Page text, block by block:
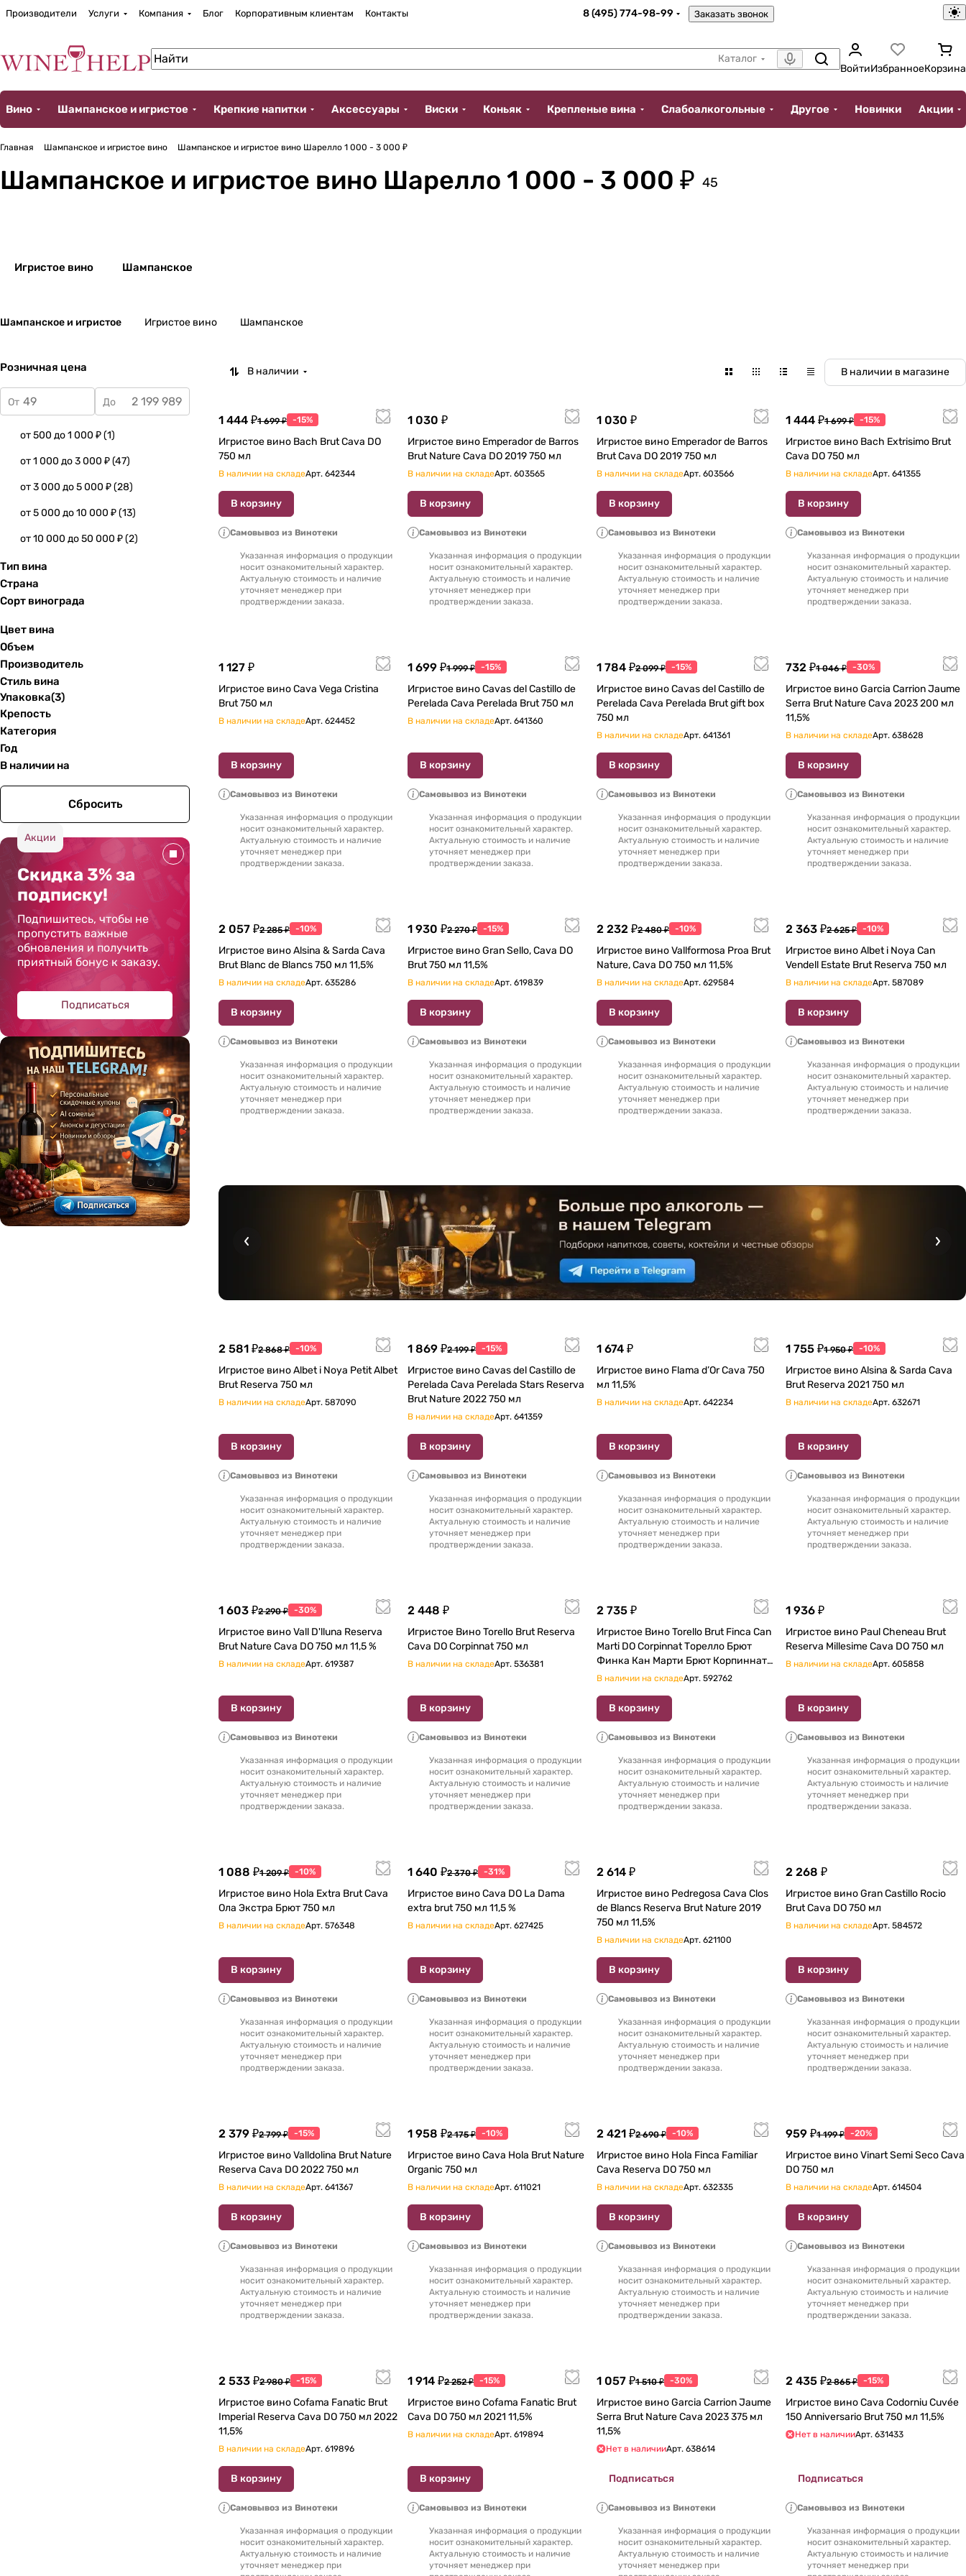
Производители Услуги Компания Блог Корпоративным клиентам Контакты 8 (495) 774-98-99 Заказать звонок
Каталог
ВойтиИзбранноеКорзина
Вино Шампанское и игристое Крепкие напитки Аксессуары Виски Коньяк Крепленые вина Слабоалкогольные Другое Новинки Акции
Главная Шампанское и игристое вино Шампанское и игристое вино Шарелло 1 000 - 3 000 ₽
Шампанское и игристое вино Шарелло 1 000 - 3 000 ₽ 45
Игристое вино Шампанское
Шампанское и игристое Игристое вино Шампанское
Розничная цена
От До
от 500 до 1 000 ₽(1)
от 1 000 до 3 000 ₽(47)
от 3 000 до 5 000 ₽(28)
от 5 000 до 10 000 ₽(13)
от 10 000 до 50 000 ₽(2)
Тип вина
Страна
Сорт винограда
Цвет вина
Объем
Производитель
Стиль вина
Упаковка(3)
Крепость
Категория
Год
В наличии на
Сбросить
Акции
Скидка 3% за
подписку!
Подпишитесь, чтобы не
пропустить важные
обновления и получить
приятный бонус к заказу.
Подписаться
В наличии В наличии в магазине
1 444 ₽1 699 ₽ -15%
Игристое вино Bach Brut Cava DO
750 мл
В наличии на складеАрт. 642344
В корзину
Самовывоз из Винотеки
Указанная информация о продукции
носит ознакомительный характер.
Актуальную стоимость и наличие
уточняет менеджер при
продтверждении заказа.
1 030 ₽
Игристое вино Emperador de Barros
Brut Nature Cava DO 2019 750 мл
В наличии на складеАрт. 603565
В корзину
Самовывоз из Винотеки
Указанная информация о продукции
носит ознакомительный характер.
Актуальную стоимость и наличие
уточняет менеджер при
продтверждении заказа.
1 030 ₽
Игристое вино Emperador de Barros
Brut Cava DO 2019 750 мл
В наличии на складеАрт. 603566
В корзину
Самовывоз из Винотеки
Указанная информация о продукции
носит ознакомительный характер.
Актуальную стоимость и наличие
уточняет менеджер при
продтверждении заказа.
1 444 ₽1 699 ₽ -15%
Игристое вино Bach Extrisimo Brut
Cava DO 750 мл
В наличии на складеАрт. 641355
В корзину
Самовывоз из Винотеки
Указанная информация о продукции
носит ознакомительный характер.
Актуальную стоимость и наличие
уточняет менеджер при
продтверждении заказа.
1 127 ₽
Игристое вино Cava Vega Cristina
Brut 750 мл
В наличии на складеАрт. 624452
В корзину
Самовывоз из Винотеки
Указанная информация о продукции
носит ознакомительный характер.
Актуальную стоимость и наличие
уточняет менеджер при
продтверждении заказа.
1 699 ₽1 999 ₽ -15%
Игристое вино Cavas del Castillo de
Perelada Cava Perelada Brut 750 мл
В наличии на складеАрт. 641360
В корзину
Самовывоз из Винотеки
Указанная информация о продукции
носит ознакомительный характер.
Актуальную стоимость и наличие
уточняет менеджер при
продтверждении заказа.
1 784 ₽2 099 ₽ -15%
Игристое вино Cavas del Castillo de
Perelada Cava Perelada Brut gift box
750 мл
В наличии на складеАрт. 641361
В корзину
Самовывоз из Винотеки
Указанная информация о продукции
носит ознакомительный характер.
Актуальную стоимость и наличие
уточняет менеджер при
продтверждении заказа.
732 ₽1 046 ₽ -30%
Игристое вино Garcia Carrion Jaume
Serra Brut Nature Cava 2023 200 мл
11,5%
В наличии на складеАрт. 638628
В корзину
Самовывоз из Винотеки
Указанная информация о продукции
носит ознакомительный характер.
Актуальную стоимость и наличие
уточняет менеджер при
продтверждении заказа.
2 057 ₽2 285 ₽ -10%
Игристое вино Alsina & Sarda Cava
Brut Blanc de Blancs 750 мл 11,5%
В наличии на складеАрт. 635286
В корзину
Самовывоз из Винотеки
Указанная информация о продукции
носит ознакомительный характер.
Актуальную стоимость и наличие
уточняет менеджер при
продтверждении заказа.
1 930 ₽2 270 ₽ -15%
Игристое вино Gran Sello, Cava DO
Brut 750 мл 11,5%
В наличии на складеАрт. 619839
В корзину
Самовывоз из Винотеки
Указанная информация о продукции
носит ознакомительный характер.
Актуальную стоимость и наличие
уточняет менеджер при
продтверждении заказа.
2 232 ₽2 480 ₽ -10%
Игристое вино Vallformosa Proa Brut
Nature, Cava DO 750 мл 11,5%
В наличии на складеАрт. 629584
В корзину
Самовывоз из Винотеки
Указанная информация о продукции
носит ознакомительный характер.
Актуальную стоимость и наличие
уточняет менеджер при
продтверждении заказа.
2 363 ₽2 625 ₽ -10%
Игристое вино Albet i Noya Can
Vendell Estate Brut Reserva 750 мл
В наличии на складеАрт. 587089
В корзину
Самовывоз из Винотеки
Указанная информация о продукции
носит ознакомительный характер.
Актуальную стоимость и наличие
уточняет менеджер при
продтверждении заказа.
2 581 ₽2 868 ₽ -10%
Игристое вино Albet i Noya Petit Albet
Brut Reserva 750 мл
В наличии на складеАрт. 587090
В корзину
Самовывоз из Винотеки
Указанная информация о продукции
носит ознакомительный характер.
Актуальную стоимость и наличие
уточняет менеджер при
продтверждении заказа.
1 869 ₽2 199 ₽ -15%
Игристое вино Cavas del Castillo de
Perelada Cava Perelada Stars Reserva
Brut Nature 2022 750 мл
В наличии на складеАрт. 641359
В корзину
Самовывоз из Винотеки
Указанная информация о продукции
носит ознакомительный характер.
Актуальную стоимость и наличие
уточняет менеджер при
продтверждении заказа.
1 674 ₽
Игристое вино Flama d’Or Cava 750
мл 11,5%
В наличии на складеАрт. 642234
В корзину
Самовывоз из Винотеки
Указанная информация о продукции
носит ознакомительный характер.
Актуальную стоимость и наличие
уточняет менеджер при
продтверждении заказа.
1 755 ₽1 950 ₽ -10%
Игристое вино Alsina & Sarda Cava
Brut Reserva 2021 750 мл
В наличии на складеАрт. 632671
В корзину
Самовывоз из Винотеки
Указанная информация о продукции
носит ознакомительный характер.
Актуальную стоимость и наличие
уточняет менеджер при
продтверждении заказа.
1 603 ₽2 290 ₽ -30%
Игристое вино Vall D'lluna Reserva
Brut Nature Cava DO 750 мл 11,5 %
В наличии на складеАрт. 619387
В корзину
Самовывоз из Винотеки
Указанная информация о продукции
носит ознакомительный характер.
Актуальную стоимость и наличие
уточняет менеджер при
продтверждении заказа.
2 448 ₽
Игристое Вино Torello Brut Reserva
Cava DO Corpinnat 750 мл
В наличии на складеАрт. 536381
В корзину
Самовывоз из Винотеки
Указанная информация о продукции
носит ознакомительный характер.
Актуальную стоимость и наличие
уточняет менеджер при
продтверждении заказа.
2 735 ₽
Игристое Вино Torello Brut Finca Can
Marti DO Corpinnat Торелло Брют
Финка Кан Марти Брют Корпиннат
Кава 2014 750 мл
В наличии на складеАрт. 592762
В корзину
Самовывоз из Винотеки
Указанная информация о продукции
носит ознакомительный характер.
Актуальную стоимость и наличие
уточняет менеджер при
продтверждении заказа.
1 936 ₽
Игристое вино Paul Cheneau Brut
Reserva Millesime Cava DO 750 мл
В наличии на складеАрт. 605858
В корзину
Самовывоз из Винотеки
Указанная информация о продукции
носит ознакомительный характер.
Актуальную стоимость и наличие
уточняет менеджер при
продтверждении заказа.
1 088 ₽1 209 ₽ -10%
Игристое вино Hola Extra Brut Cava
Ола Экстра Брют 750 мл
В наличии на складеАрт. 576348
В корзину
Самовывоз из Винотеки
Указанная информация о продукции
носит ознакомительный характер.
Актуальную стоимость и наличие
уточняет менеджер при
продтверждении заказа.
1 640 ₽2 370 ₽ -31%
Игристое вино Cava DO La Dama
extra brut 750 мл 11,5 %
В наличии на складеАрт. 627425
В корзину
Самовывоз из Винотеки
Указанная информация о продукции
носит ознакомительный характер.
Актуальную стоимость и наличие
уточняет менеджер при
продтверждении заказа.
2 614 ₽
Игристое вино Pedregosa Cava Clos
de Blancs Reserva Brut Nature 2019
750 мл 11,5%
В наличии на складеАрт. 621100
В корзину
Самовывоз из Винотеки
Указанная информация о продукции
носит ознакомительный характер.
Актуальную стоимость и наличие
уточняет менеджер при
продтверждении заказа.
2 268 ₽
Игристое вино Gran Castillo Rocio
Brut Cava DO 750 мл
В наличии на складеАрт. 584572
В корзину
Самовывоз из Винотеки
Указанная информация о продукции
носит ознакомительный характер.
Актуальную стоимость и наличие
уточняет менеджер при
продтверждении заказа.
2 379 ₽2 799 ₽ -15%
Игристое вино Valldolina Brut Nature
Reserva Cava DO 2022 750 мл
В наличии на складеАрт. 641367
В корзину
Самовывоз из Винотеки
Указанная информация о продукции
носит ознакомительный характер.
Актуальную стоимость и наличие
уточняет менеджер при
продтверждении заказа.
1 958 ₽2 175 ₽ -10%
Игристое вино Cava Hola Brut Nature
Organic 750 мл
В наличии на складеАрт. 611021
В корзину
Самовывоз из Винотеки
Указанная информация о продукции
носит ознакомительный характер.
Актуальную стоимость и наличие
уточняет менеджер при
продтверждении заказа.
2 421 ₽2 690 ₽ -10%
Игристое вино Hola Finca Familiar
Cava Reserva DO 750 мл
В наличии на складеАрт. 632335
В корзину
Самовывоз из Винотеки
Указанная информация о продукции
носит ознакомительный характер.
Актуальную стоимость и наличие
уточняет менеджер при
продтверждении заказа.
959 ₽1 199 ₽ -20%
Игристое вино Vinart Semi Seco Cava
DO 750 мл
В наличии на складеАрт. 614504
В корзину
Самовывоз из Винотеки
Указанная информация о продукции
носит ознакомительный характер.
Актуальную стоимость и наличие
уточняет менеджер при
продтверждении заказа.
2 533 ₽2 980 ₽ -15%
Игристое вино Cofama Fanatic Brut
Imperial Reserva Cava DO 750 мл 2022
11,5%
В наличии на складеАрт. 619896
В корзину
Самовывоз из Винотеки
Указанная информация о продукции
носит ознакомительный характер.
Актуальную стоимость и наличие
уточняет менеджер при
1 914 ₽2 252 ₽ -15%
Игристое вино Cofama Fanatic Brut
Cava DO 750 мл 2021 11,5%
В наличии на складеАрт. 619894
В корзину
Самовывоз из Винотеки
Указанная информация о продукции
носит ознакомительный характер.
Актуальную стоимость и наличие
уточняет менеджер при
1 057 ₽1 510 ₽ -30%
Игристое вино Garcia Carrion Jaume
Serra Brut Nature Cava 2023 375 мл
11,5%
Нет в наличииАрт. 638614
Подписаться
Самовывоз из Винотеки
Указанная информация о продукции
носит ознакомительный характер.
Актуальную стоимость и наличие
уточняет менеджер при
2 435 ₽2 865 ₽ -15%
Игристое вино Cava Codorniu Cuvée
150 Anniversario Brut 750 мл 11,5%
Нет в наличииАрт. 631433
Подписаться
Самовывоз из Винотеки
Указанная информация о продукции
носит ознакомительный характер.
Актуальную стоимость и наличие
уточняет менеджер при